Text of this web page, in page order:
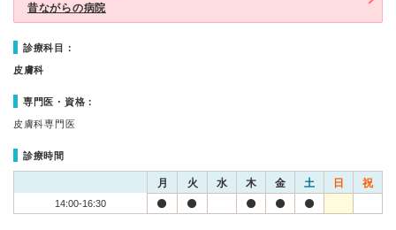
昔ながらの病院
診療科目：
皮膚科
専門医・資格：
皮膚科専門医
診療時間
月 火 水 木 金 土 日 祝
14:00-16:30